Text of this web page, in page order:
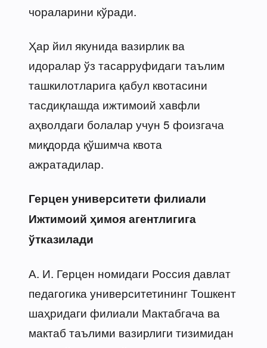
чораларини кўради.
Ҳар йил якунида вазирлик ва
идоралар ўз тасарруфидаги таълим
ташкилотларига қабул квотасини
тасдиқлашда ижтимоий хавфли
аҳволдаги болалар учун 5 фоизгача
миқдорда қўшимча квота
ажратадилар.
Герцен университети филиали
Ижтимоий ҳимоя агентлигига
ўтказилади
А. И. Герцен номидаги Россия давлат
педагогика университетининг Тошкент
шаҳридаги филиали Мактабгача ва
мактаб таълими вазирлиги тизимидан